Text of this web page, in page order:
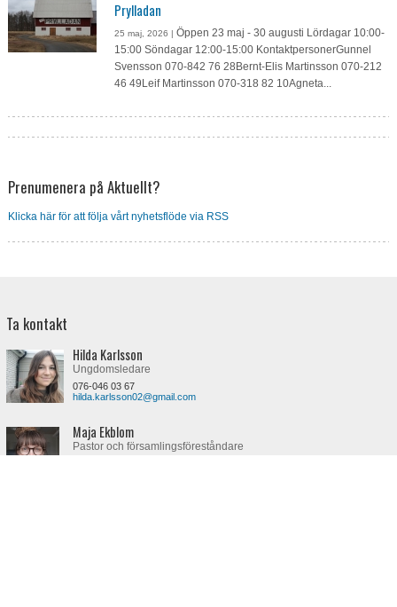
Prylladan
25 maj, 2026 | Öppen 23 maj - 30 augusti Lördagar 10:00-
15:00 Söndagar 12:00-15:00 KontaktpersonerGunnel
Svensson 070-842 76 28Bernt-Elis Martinsson 070-212
46 49Leif Martinsson 070-318 82 10Agneta...
Prenumenera på Aktuellt?
Klicka här för att följa vårt nyhetsflöde via RSS
Ta kontakt
Hilda Karlsson
Ungdomsledare
076-046 03 67
hilda.karlsson02@gmail.com
Maja Ekblom
Pastor och församlingsföreståndare